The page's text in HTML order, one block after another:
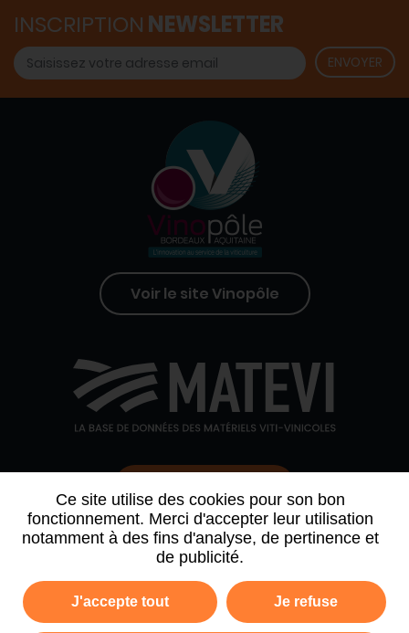
Ce site utilise des cookies pour son bon
fonctionnement. Merci d'accepter leur utilisation
notamment à des fins d'analyse, de pertinence et
de publicité.
J'accepte tout Je refuse
INSCRIPTION NEWSLETTER
Voir le site Vinopôle
QUI SOMMES-NOUS AGENDA
ARCHIVE NEWSLETTER